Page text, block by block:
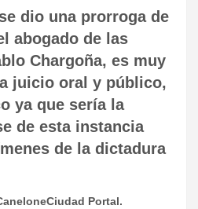
dio una prorroga de
abogado de las
Chargoña, es muy
juicio oral y público,
ya que sería la
de esta instancia
de la dictadura
Portal.